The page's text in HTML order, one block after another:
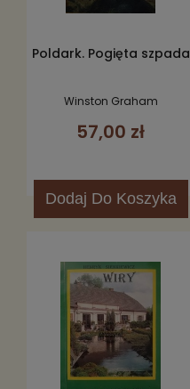
Poldark. Pogięta szpada
Winston Graham
57,00 zł
Dodaj Do Koszyka